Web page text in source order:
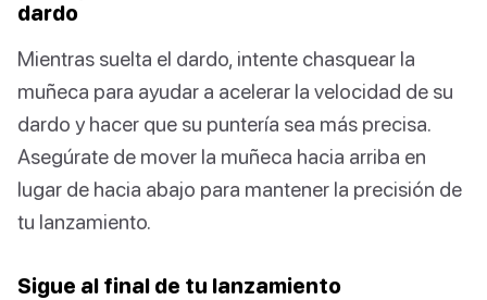
dardo
Mientras suelta el dardo, intente chasquear la
muñeca para ayudar a acelerar la velocidad de su
dardo y hacer que su puntería sea más precisa.
Asegúrate de mover la muñeca hacia arriba en
lugar de hacia abajo para mantener la precisión de
tu lanzamiento.
Sigue al final de tu lanzamiento